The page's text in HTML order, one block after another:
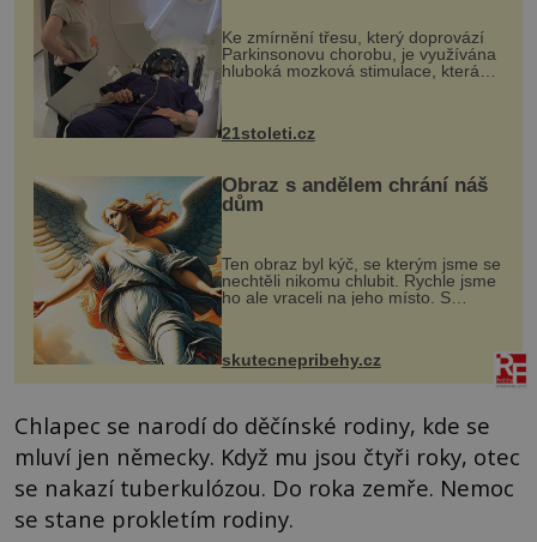
Ke zmírnění třesu, který doprovází
Parkinsonovu chorobu, je využívána
hluboká mozková stimulace, která
však vyžaduje vysoce invazivní
zákrok. Ultrazvuk zase není vhodný
k dostatečně přesnému zacílení ...
21stoleti.cz
Obraz s andělem chrání náš
dům
Ten obraz byl kýč, se kterým jsme se
nechtěli nikomu chlubit. Rychle jsme
ho ale vraceli na jeho místo. S
manželem Vaškem jsme si pořídili
chaloupku, takový domek na severu
Čech, kde jsme si naplánova...
skutecnepribehy.cz
Chlapec se narodí do děčínské rodiny, kde se
mluví jen německy. Když mu jsou čtyři roky, otec
se nakazí tuberkulózou. Do roka zemře. Nemoc
se stane prokletím rodiny.